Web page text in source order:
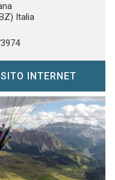
Italia
SITO INTERNET